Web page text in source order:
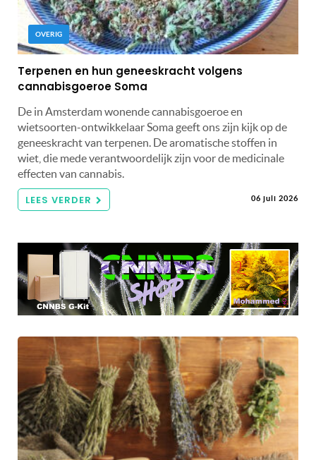
OVERIG
Terpenen en hun geneeskracht volgens
cannabisgoeroe Soma
De in Amsterdam wonende cannabisgoeroe en
wietsoorten-ontwikkelaar Soma geeft ons zijn kijk op de
geneeskracht van terpenen. De aromatische stoffen in
wiet, die mede verantwoordelijk zijn voor de medicinale
effecten van cannabis.
LEES VERDER 06 juli 2026